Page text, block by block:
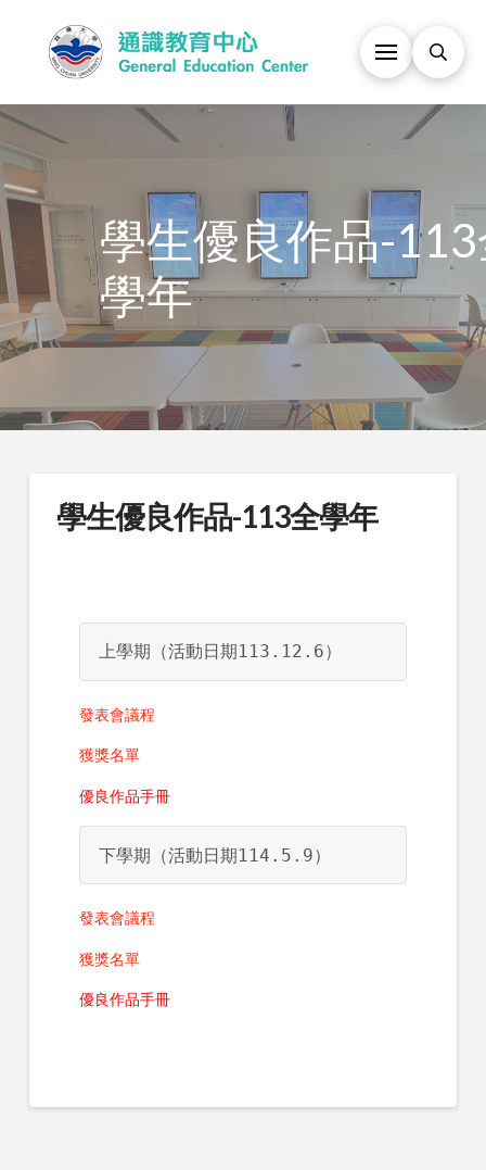
學生優良作品-
學年
學生優良作品-113全學年
上學期（活動日期113.12.6）
發表會議程
獲獎名單
優良作品手冊
下學期（活動日期114.5.9）
發表會議程
獲獎名單
優良作品手冊